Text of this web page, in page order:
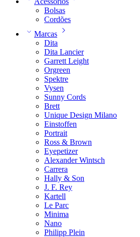
Bolsas
Cordões
Marcas
Dita
Dita Lancier
Garrett Leight
Orgreen
Spektre
Vysen
Sunny Cords
Brett
Unique Design Milano
Einstoffen
Portrait
Ross & Brown
Eyepetizer
Alexander Wintsch
Carrera
Hally & Son
J. F. Rey
Kartell
Le Parc
Minima
Nano
Philipp Plein